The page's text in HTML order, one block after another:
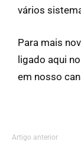
vários
Para mais
ligado aqui
em nosso
Artigo anterior